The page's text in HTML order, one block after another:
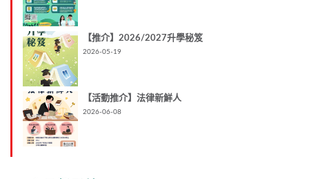
【推介】2026/2027升學秘笈
2026-05-19
【活動推介】法律新鮮人
2026-06-08